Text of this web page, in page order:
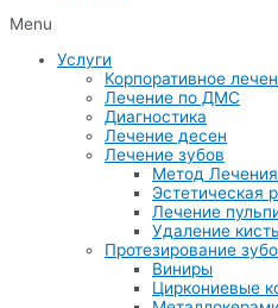
Menu
Услуги
Корпоративное
Лечение по ДМС
Диагностика
Лечение десен
Лечение зубов
Метод
Эстетическая
Лечение
Удаление
Протезирование
Виниры
Циркониевые